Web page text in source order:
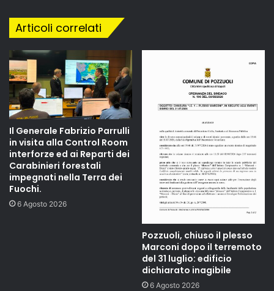
Articoli correlati
Il Generale Fabrizio Parrulli
in visita alla Control Room
interforze ed ai Reparti dei
Carabinieri forestali
impegnati nella Terra dei
Fuochi.
6 Agosto 2026
Pozzuoli, chiuso il plesso
Marconi dopo il terremoto
del 31 luglio: edificio
dichiarato inagibile
6 Agosto 2026